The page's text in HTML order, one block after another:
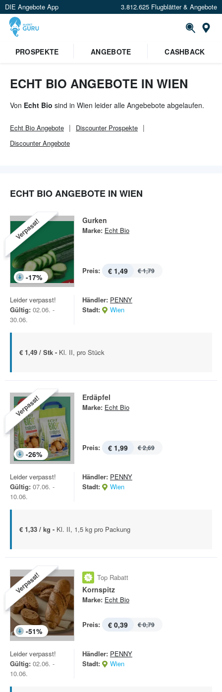
DIE Angebote App 3.812.625 Flugblätter & Angebote
PROSPEKTE
ANGEBOTE CASHBACK
ECHT BIO ANGEBOTE IN WIEN
Von Echt Bio sind in Wien leider alle Angebebote abgelaufen.
Echt Bio Angebote DiscounterProspekte
DiscounterAngebote
ECHT BIO ANGEBOTE IN WIEN
Verpasst!
-17%
Gurken
Marke: Echt Bio
Preis: € 1,49 € 1,79
Leider verpasst!
Gültig: 02.06. -
30.06.
Händler: PENNY
Stadt:
Wien
€ 1,49 / Stk - Kl. II, pro Stück
Verpasst!
-26%
Erdäpfel
Marke: Echt Bio
Preis: € 1,99 € 2,69
Leider verpasst!
Gültig: 07.06. -
10.06.
Händler: PENNY
Stadt:
Wien
€ 1,33 / kg - Kl. II, 1,5 kg pro Packung
Verpasst!
-51%
Top Rabatt
Kornspitz
Marke: Echt Bio
Preis: € 0,39 € 0,79
Leider verpasst!
Gültig: 02.06. -
10.06.
Händler: PENNY
Stadt:
Wien